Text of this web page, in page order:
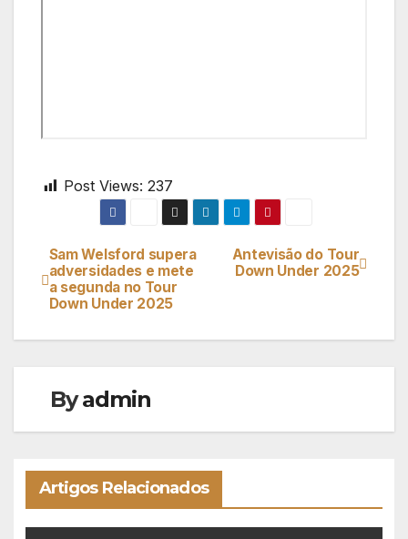
Post Views: 237
Navegação
de
artigos
Antevisão do Tour
Down Under 2025
Sam Welsford supera
adversidades e mete
a segunda no Tour
Down Under 2025
Byadmin
Artigos Relacionados